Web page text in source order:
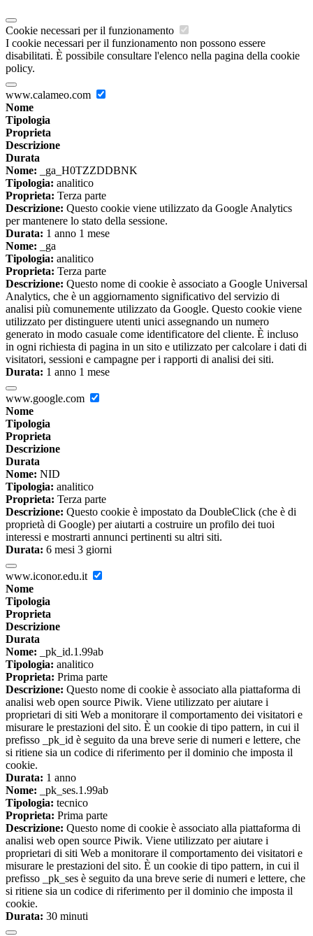
Cookie necessari per il funzionamento
I cookie necessari per il funzionamento non possono essere
disabilitati. È possibile consultare l'elenco nella pagina della cookie
policy.
www.calameo.com
Nome
Tipologia
Proprieta
Descrizione
Durata
Nome: _ga_H0TZZDDBNK
Tipologia: analitico
Proprieta: Terza parte
Descrizione: Questo cookie viene utilizzato da Google Analytics
per mantenere lo stato della sessione.
Durata: 1 anno 1 mese
Nome: _ga
Tipologia: analitico
Proprieta: Terza parte
Descrizione: Questo nome di cookie è associato a Google Universal
Analytics, che è un aggiornamento significativo del servizio di
analisi più comunemente utilizzato da Google. Questo cookie viene
utilizzato per distinguere utenti unici assegnando un numero
generato in modo casuale come identificatore del cliente. È incluso
in ogni richiesta di pagina in un sito e utilizzato per calcolare i dati di
visitatori, sessioni e campagne per i rapporti di analisi dei siti.
Durata: 1 anno 1 mese
www.google.com
Nome
Tipologia
Proprieta
Descrizione
Durata
Nome: NID
Tipologia: analitico
Proprieta: Terza parte
Descrizione: Questo cookie è impostato da DoubleClick (che è di
proprietà di Google) per aiutarti a costruire un profilo dei tuoi
interessi e mostrarti annunci pertinenti su altri siti.
Durata: 6 mesi 3 giorni
www.iconor.edu.it
Nome
Tipologia
Proprieta
Descrizione
Durata
Nome: _pk_id.1.99ab
Tipologia: analitico
Proprieta: Prima parte
Descrizione: Questo nome di cookie è associato alla piattaforma di
analisi web open source Piwik. Viene utilizzato per aiutare i
proprietari di siti Web a monitorare il comportamento dei visitatori e
misurare le prestazioni del sito. È un cookie di tipo pattern, in cui il
prefisso _pk_id è seguito da una breve serie di numeri e lettere, che
si ritiene sia un codice di riferimento per il dominio che imposta il
cookie.
Durata: 1 anno
Nome: _pk_ses.1.99ab
Tipologia: tecnico
Proprieta: Prima parte
Descrizione: Questo nome di cookie è associato alla piattaforma di
analisi web open source Piwik. Viene utilizzato per aiutare i
proprietari di siti Web a monitorare il comportamento dei visitatori e
misurare le prestazioni del sito. È un cookie di tipo pattern, in cui il
prefisso _pk_ses è seguito da una breve serie di numeri e lettere, che
si ritiene sia un codice di riferimento per il dominio che imposta il
cookie.
Durata: 30 minuti